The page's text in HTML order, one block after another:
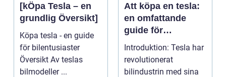
[kÖpa Tesla – en
grundlig Översikt]
Köpa tesla - en guide
för bilentusiaster
Översikt Av teslas
bilmodeller ...
Att köpa en tesla:
en omfattande
guide för
bilentusiaster
Introduktion: Tesla har
revolutionerat
bilindustrin med sina